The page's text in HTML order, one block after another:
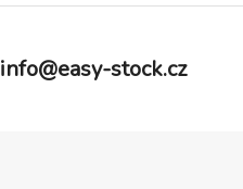
info@easy-stock.cz